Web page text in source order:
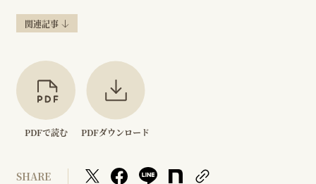
関連記事
PDFで読む PDFダウンロード
SHARE